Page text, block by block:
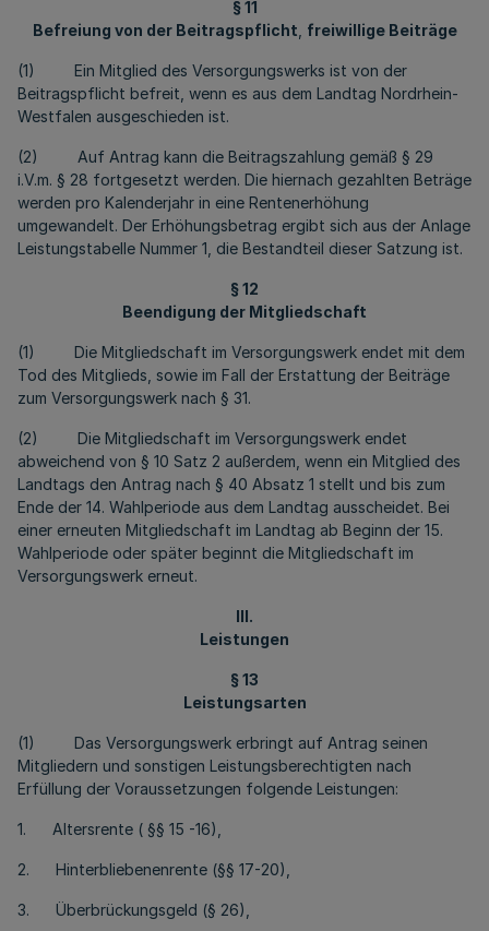
§ 11
Befreiung von der Beitragspflicht freiwillige Beiträge
(1) Ein Mitglied des Versorgungswerks ist von der
Beitragspflicht befreit, wenn es aus dem Landtag Nordrhein-
Westfalen ausgeschieden ist.
(2) Auf Antrag kann die Beitragszahlung gemäß § 29
i.V.m. § 28 fortgesetzt werden. Die hiernach gezahlten Beträge
werden pro Kalenderjahr in eine Rentenerhöhung
umgewandelt. Der Erhöhungsbetrag ergibt sich aus der Anlage
Leistungstabelle Nummer 1, die Bestandteil dieser Satzung ist.
§ 12
Beendigung der Mitgliedschaft
(1) Die Mitgliedschaft im Versorgungswerk endet mit dem
Tod des Mitglieds, sowie im Fall der Erstattung der Beiträge
zum Versorgungswerk nach § 31.
(2) Die Mitgliedschaft im Versorgungswerk endet
abweichend von § 10 Satz 2 außerdem, wenn ein Mitglied des
Landtags den Antrag nach § 40 Absatz 1 stellt und bis zum
Ende der 14. Wahlperiode aus dem Landtag ausscheidet. Bei
einer erneuten Mitgliedschaft im Landtag ab Beginn der 15.
Wahlperiode oder später beginnt die Mitgliedschaft im
Versorgungswerk erneut.
III.
Leistungen
§ 13
Leistungsarten
(1) Das Versorgungswerk erbringt auf Antrag seinen
Mitgliedern und sonstigen Leistungsberechtigten nach
Erfüllung der Voraussetzungen folgende Leistungen:
1. Altersrente ( §§ 15 -16),
2. Hinterbliebenenrente (§§ 17-20),
3. Überbrückungsgeld (§ 26),